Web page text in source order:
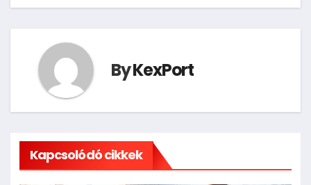
ByKexPort
Kapcsolódó cikkek